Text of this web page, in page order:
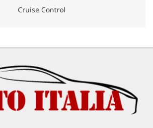
Cruise Control